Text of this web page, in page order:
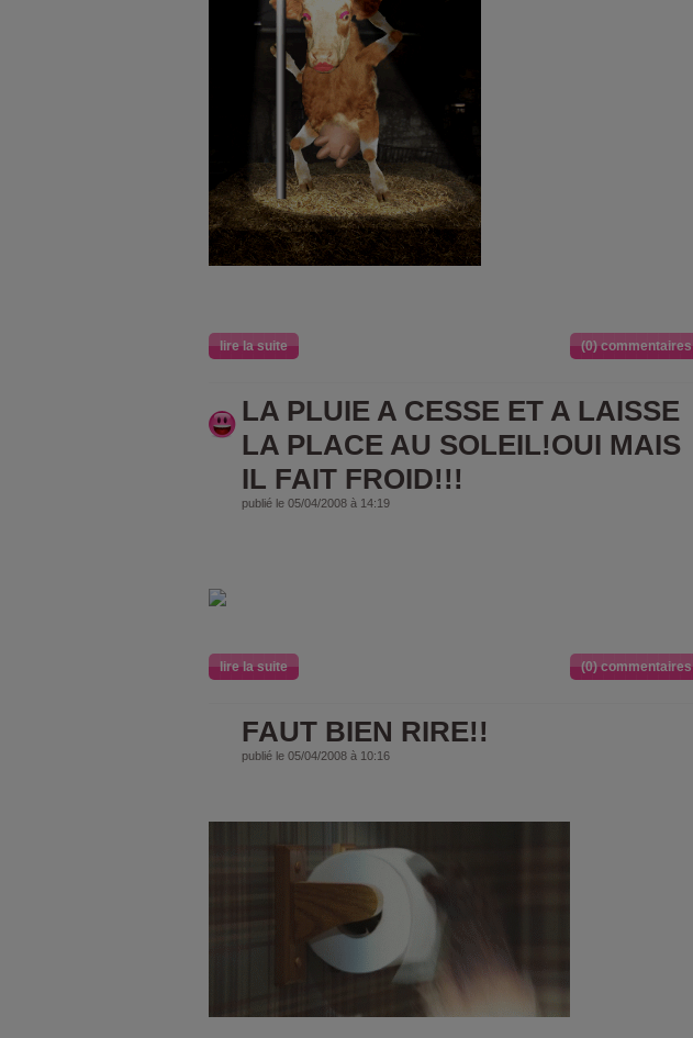
lire la suite (0) commentaires
LA PLUIE A CESSE ET A LAISSE
LA PLACE AU SOLEIL!OUI MAIS
IL FAIT FROID!!!
publié le 05/04/2008 à 14:19
lire la suite (0) commentaires
FAUT BIEN RIRE!!
publié le 05/04/2008 à 10:16